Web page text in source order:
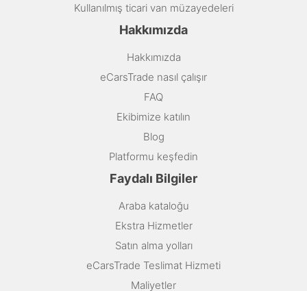
Kullanılmış ticari van müzayedeleri
Hakkımızda
Hakkımızda
eCarsTrade nasıl çalışır
FAQ
Ekibimize katılın
Blog
Platformu keşfedin
Faydalı Bilgiler
Araba kataloğu
Ekstra Hizmetler
Satın alma yolları
eCarsTrade Teslimat Hizmeti
Maliyetler